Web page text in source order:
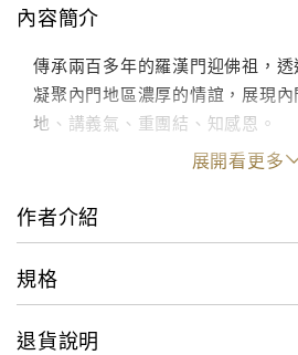
內容簡介
傳承兩百多年的羅漢門迎佛祖，透
凝聚內門地區濃厚的情誼，展現
地、講義氣、重團結、知感恩。
展開看更多
作者介紹
規格
退貨說明